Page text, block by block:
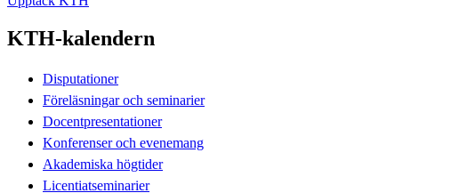
KTH-kalendern
Disputationer
Föreläsningar och seminarier
Docentpresentationer
Konferenser och evenemang
Akademiska högtider
Licentiatseminarier